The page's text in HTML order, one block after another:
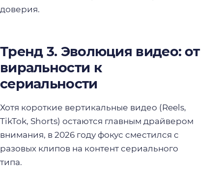
доверия.
Тренд 3. Эволюция видео: от
виральности к
сериальности
Хотя короткие вертикальные видео (Reels,
TikTok, Shorts) остаются главным драйвером
внимания, в 2026 году фокус сместился с
разовых клипов на контент сериального
типа.